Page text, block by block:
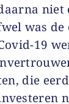
niet
was
19
die